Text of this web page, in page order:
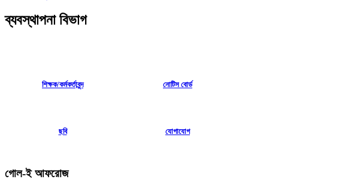
ব্যবস্থাপনা বিভাগ
শিক্ষক/কর্মকর্তাবৃন্দ নোটিস বোর্ড
ছবি যোগাযোগ
গোল-ই আফরোজ